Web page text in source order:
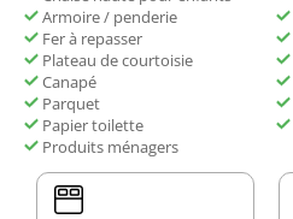
Armoire / penderie
Fer à repasser
Plateau de courtoisie
Canapé
Parquet
Papier toilette
Produits ménagers